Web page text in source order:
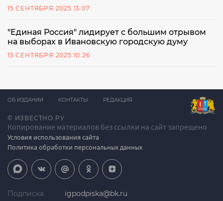
15 СЕНТЯБРЯ 2025 13:07
"Единая Россия" лидирует с большим отрывом
на выборах в Ивановскую городскую думу
15 СЕНТЯБРЯ 2025 10:26
© ИЗВЕСТНО.РУ
Копирование материалов без ссылки на сайт запрещено
Условия использования сайта
Политика обработки персональных данных
ОБ ИЗДАНИИ КОНТАКТЫ РЕДАКЦИЯ
Подписка igpodpiska@bk.ru